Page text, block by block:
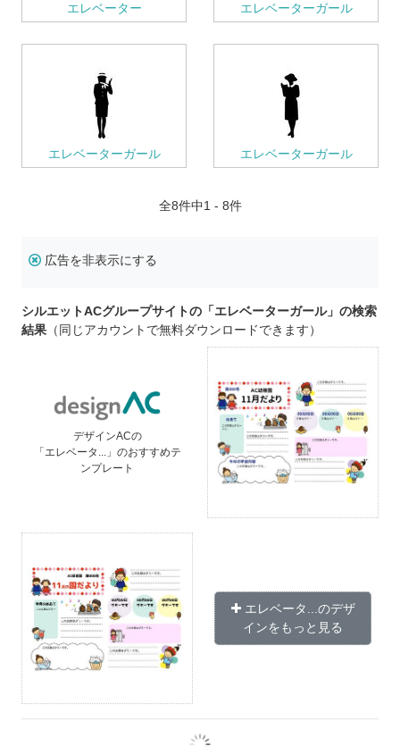
エレベーター エレベーターガール
エレベーターガール エレベーターガール
全8件中1 - 8件
広告を非表示にする
シルエットACグループサイトの「エレベーターガール」の検索
結果 （同じアカウントで無料ダウンロードできます）
デザインACの
「エレベータ...」のおすすめテ
ンプレート
エレベータ...のデザ
インをもっと見る